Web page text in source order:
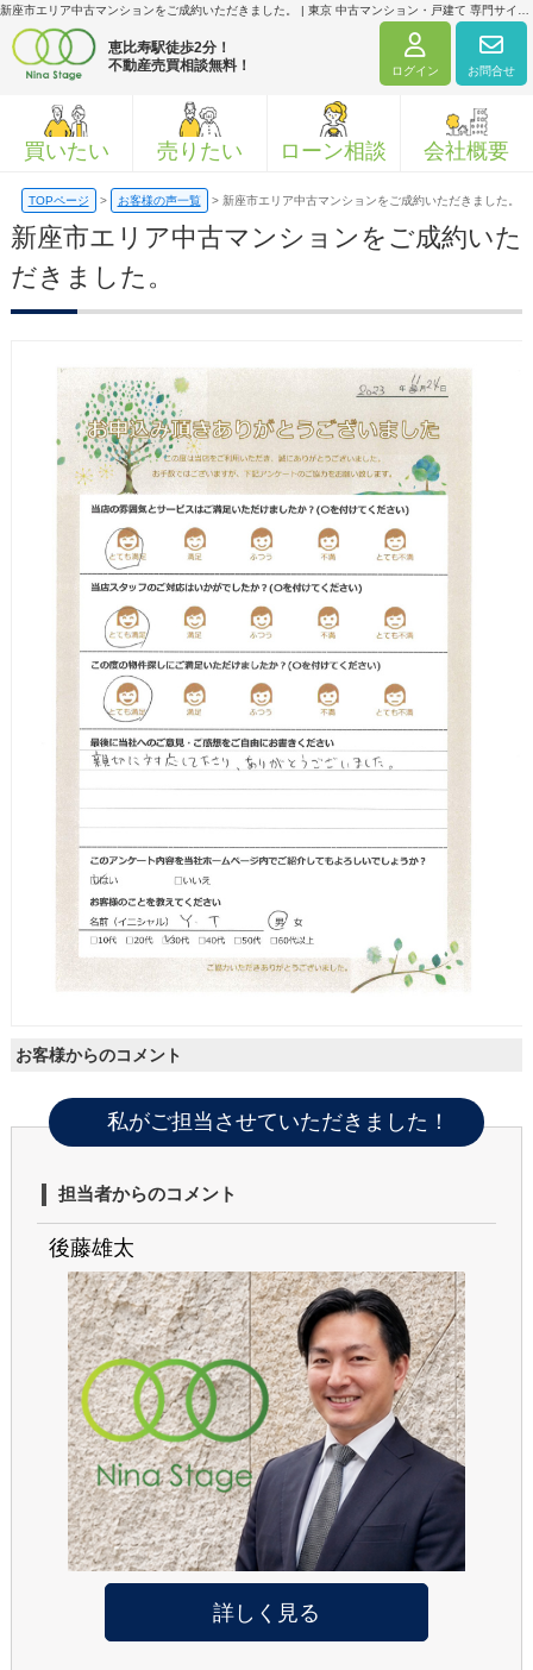
恵比寿駅徒歩2分！
不動産売買相談無料！
ログイン お問合せ
買いたい 売りたい ローン相談 会社概要
TOPページ > お客様の声一覧 > 新座市エリア中古マンションをご成約いただきました。
新座市エリア中古マンションをご成約いた
だきました。
お客様からのコメント
私がご担当させていただきました！
担当者からのコメント
後藤雄太
詳しく見る